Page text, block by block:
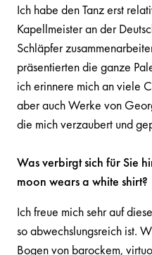
Ich habe den Tanz erst
Kapellmeister an der
Schläpfer
präsentierten die ganze
ich erinnere mich an viele
aber auch Werke von
die mich verzaubert und
Was verbirgt sich für Sie
moon wears a white shirt?
Ich freue mich sehr auf
so abwechslungsreich ist.
Bogen von barockem,